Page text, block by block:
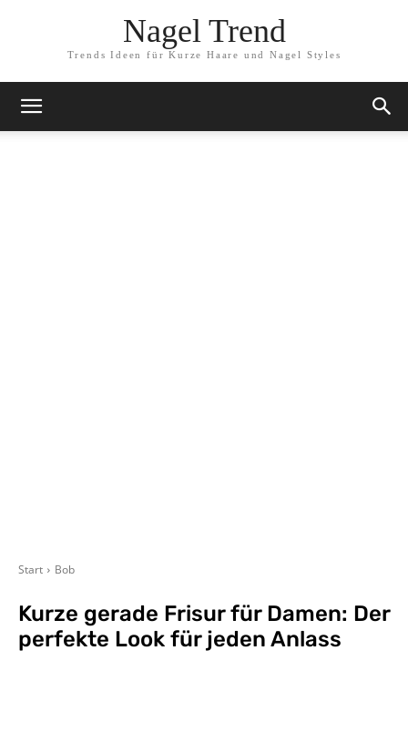
Nagel Trend
Trends Ideen für Kurze Haare und Nagel Styles
Start Bob
Kurze gerade Frisur für Damen: Der
perfekte Look für jeden Anlass